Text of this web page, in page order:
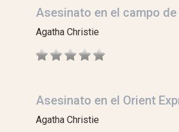
Asesinato en el campo
Agatha Christie
Asesinato en el Orient
Agatha Christie